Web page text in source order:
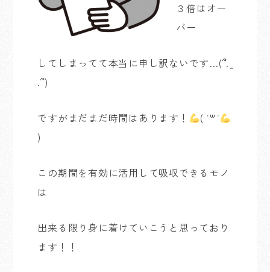
３倍はオー
バー
してしまってて本当に申し訳ないです…(՞. ̫
.՞)
ですがまだまだ時間はあります！
( ˙꒳​˙
)
この期間を有効に活用して吸収できるモノ
は
出来る限り身に着けていこうと思っており
ます！！